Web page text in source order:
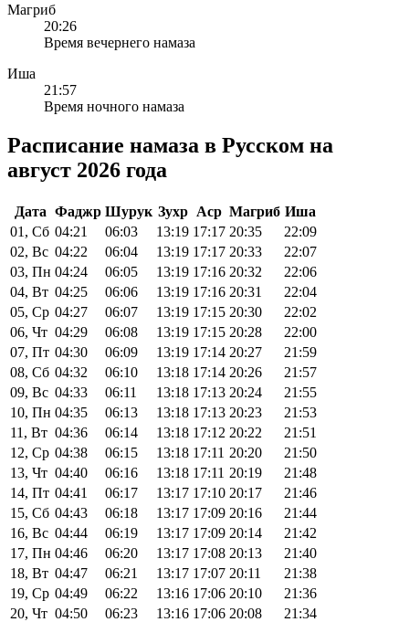
Магриб
20:26
Время вечернего намаза
Иша
21:57
Время ночного намаза
Расписание намаза в Русском на
август 2026 года
Дата Фаджр Шурук Зухр Аср Магриб Иша
01, Сб 04:21 06:03 13:19 17:17 20:35
22:09
02, Вс 04:22 06:04 13:19 17:17 20:33
22:07
03, Пн 04:24 06:05 13:19 17:16 20:32
22:06
04, Вт 04:25 06:06 13:19 17:16 20:31
22:04
05, Ср 04:27 06:07 13:19 17:15 20:30
22:02
06, Чт 04:29 06:08 13:19 17:15 20:28
22:00
07, Пт 04:30 06:09 13:19 17:14 20:27
21:59
08, Сб 04:32 06:10 13:18 17:14 20:26
21:57
09, Вс 04:33 06:11 13:18 17:13 20:24
21:55
10, Пн 04:35 06:13 13:18 17:13 20:23
21:53
11, Вт 04:36 06:14 13:18 17:12 20:22
21:51
12, Ср 04:38 06:15 13:18 17:11 20:20
21:50
13, Чт 04:40 06:16 13:18 17:11 20:19
21:48
14, Пт 04:41 06:17 13:17 17:10 20:17
21:46
15, Сб 04:43 06:18 13:17 17:09 20:16
21:44
16, Вс 04:44 06:19 13:17 17:09 20:14
21:42
17, Пн 04:46 06:20 13:17 17:08 20:13
21:40
18, Вт 04:47 06:21 13:17 17:07 20:11
21:38
19, Ср 04:49 06:22 13:16 17:06 20:10
21:36
20, Чт 04:50 06:23 13:16 17:06 20:08
21:34